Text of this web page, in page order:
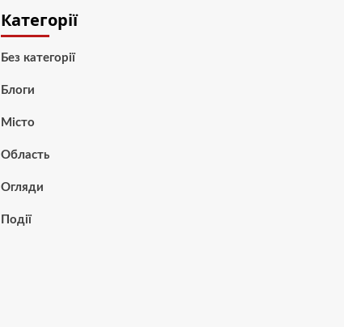
Категорії
Без категорії
Блоги
Місто
Область
Огляди
Події